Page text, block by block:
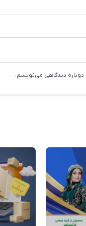
دوباره دیدگاهی می‌نویسم.